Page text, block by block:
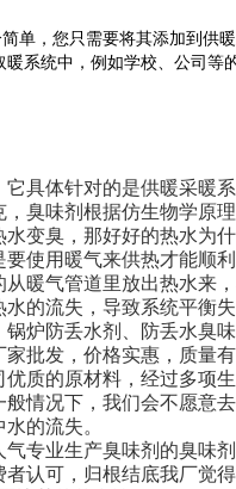
单，您只需要将其添加到
暖系统中，例如学校、公司
具体针对的是供暖采暖
臭味剂根据仿生物学原
变臭，那好好的热水为
使用暖气来供热才能顺
暖气管道里放出热水来
的流失，导致系统平衡
炉防丢水剂、防丢水臭
批发，价格实惠，质量
质的原材料，经过多项
情况下，我们会不愿意
的流失。
专业生产臭味剂的臭味
认可，归根结底我厂觉